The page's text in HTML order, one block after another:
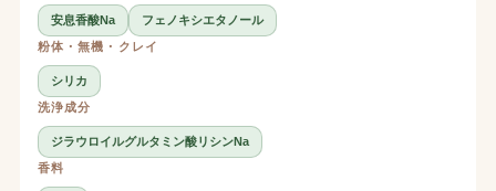
安息香酸Na
フェノキシエタノール
粉体・無機・クレイ
シリカ
洗浄成分
ジラウロイルグルタミン酸リシンNa
香料